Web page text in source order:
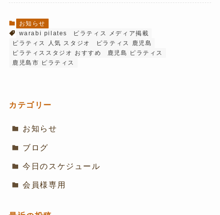
お知らせ
warabi pilates
ピラティス メディア掲載
ピラティス 人気 スタジオ
ピラティス 鹿児島
ピラティススタジオ おすすめ
鹿児島 ピラティス
鹿児島市 ピラティス
カテゴリー
お知らせ
ブログ
今日のスケジュール
会員様専用